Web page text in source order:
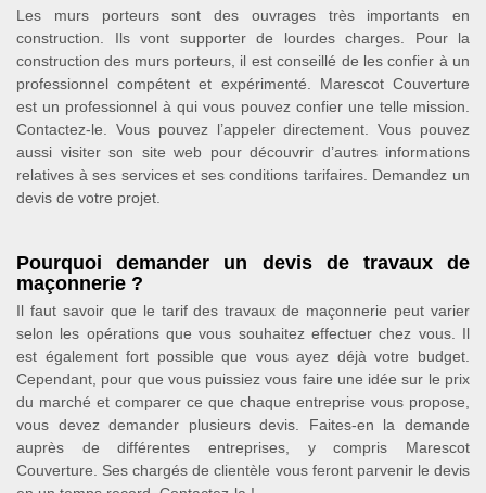
Les murs porteurs sont des ouvrages très importants en
construction. Ils vont supporter de lourdes charges. Pour la
construction des murs porteurs, il est conseillé de les confier à un
professionnel compétent et expérimenté. Marescot Couverture
est un professionnel à qui vous pouvez confier une telle mission.
Contactez-le. Vous pouvez l’appeler directement. Vous pouvez
aussi visiter son site web pour découvrir d’autres informations
relatives à ses services et ses conditions tarifaires. Demandez un
devis de votre projet.
Pourquoi demander un devis de travaux de
maçonnerie ?
Il faut savoir que le tarif des travaux de maçonnerie peut varier
selon les opérations que vous souhaitez effectuer chez vous. Il
est également fort possible que vous ayez déjà votre budget.
Cependant, pour que vous puissiez vous faire une idée sur le prix
du marché et comparer ce que chaque entreprise vous propose,
vous devez demander plusieurs devis. Faites-en la demande
auprès de différentes entreprises, y compris Marescot
Couverture. Ses chargés de clientèle vous feront parvenir le devis